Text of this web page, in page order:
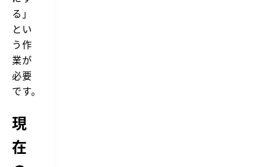
る」
とい
う作
業が
必要
です。
現
在